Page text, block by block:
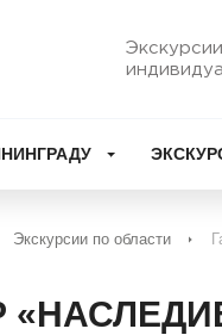
Экскурсии по области